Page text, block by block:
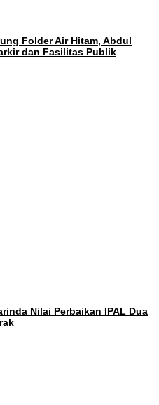
Folder Air Hitam, Abdul
dan Fasilitas Publik
Nilai Perbaikan IPAL Dua